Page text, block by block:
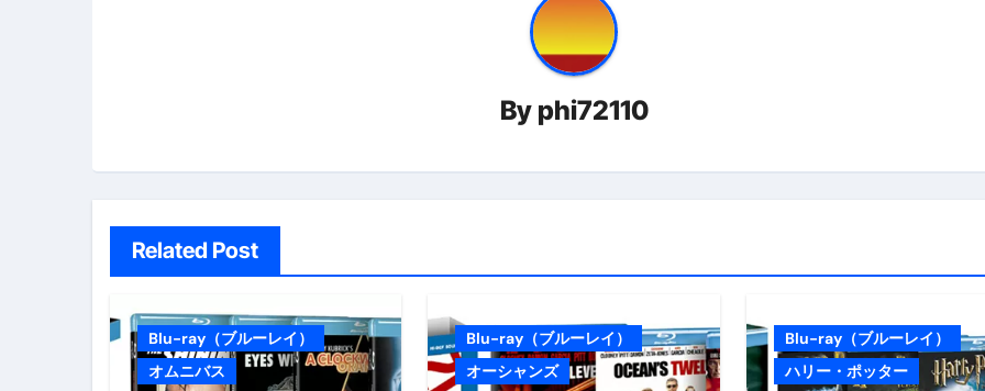
ョ
By phi72110
Related Post
Blu-ray（ブルーレイ）
オムニバス
Blu-ray（ブルーレイ）
オーシャンズ
Blu-ray（ブルーレイ）
ハリー・ポッター